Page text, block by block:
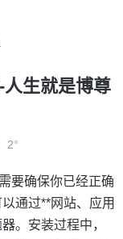
生就是博尊
2°
要确保你已经正确
通过**网站、应用
。安装过程中，